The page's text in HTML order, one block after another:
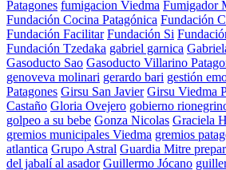
Patagones fumigacion Viedma Fumigador
Fundación Cocina Patagónica Fundación
Fundación Facilitar Fundación Si
Fundación Tzedaka gabriel garnica
Gasoducto Sao Gasoducto Villarino
genoveva molinari gerardo bari gestión
Patagones Girsu San Javier Girsu Viedma
Castaño Gloria Ovejero gobierno
golpeo a su bebe Gonza Nicolas Graciela
gremios municipales Viedma gremios
atlantica Grupo Astral Guardia Mitre
del jabalí al asador Guillermo Jócano